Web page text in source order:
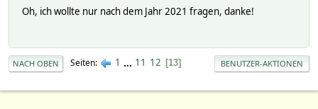
Oh, ich wollte nur nach dem Jahr 2021 fragen, danke!
NACH OBEN Seiten 1 ... 11 12 13 BENUTZER-AKTIONEN